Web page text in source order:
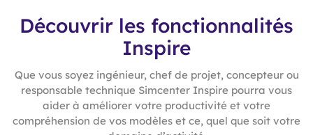
Découvrir les fonctionnalités
Inspire
Que vous soyez ingénieur, chef de projet, concepteur ou
responsable technique Simcenter Inspire pourra vous
aider à améliorer votre productivité et votre
compréhension de vos modèles et ce, quel que soit votre